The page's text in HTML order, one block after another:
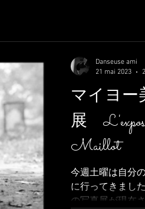
マイヨー
展
Maillot
今週土曜は自分
に行ってきまし
の写真展が現在
Danseuse ami
21 mai 2023